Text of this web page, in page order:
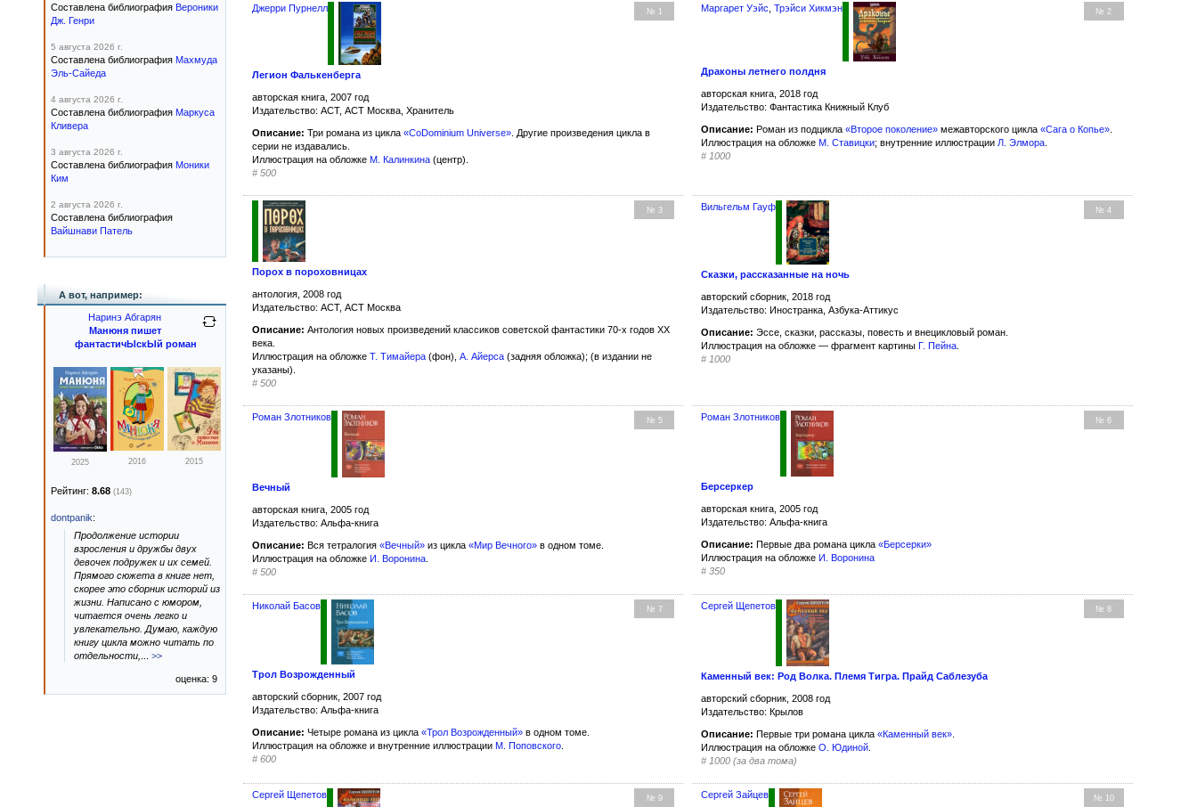
№ 1
Джерри Пурнелл
Легион Фалькенберга
авторская книга, 2007 год
Издательство: АСТ, АСТ Москва, Хранитель
Описание: Три романа из цикла «CoDominium Universe» . Другие произведения цикла в
серии не издавались.
Иллюстрация на обложке М. Калинкина (центр).
# 500
№ 2
Маргарет Уэйс ,Трэйси Хикмэн
Драконы летнего полдня
авторская книга, 2018 год
Издательство: Фантастика Книжный Клуб
Описание: Роман из подцикла«Второе поколение» межавторского цикла«Сага о Копье»
Иллюстрация на обложке М. Ставицки; внутренние иллюстрации Л. Элмора
# 1000
№ 3
Порох в пороховницах
антология, 2008 год
Издательство: АСТ, АСТ Москва
Описание: Антология новых произведений классиков советской фантастики 70-х годов XX
века.
Иллюстрация на обложке Т. Тимайера (фон), А. Айерса (задняя обложка); (в издании не
указаны).
# 500
№ 4
Вильгельм Гауф
Сказки, рассказанные на ночь
авторский сборник, 2018 год
Издательство: Иностранка, Азбука-Аттикус
Описание: Эссе, сказки, рассказы, повесть и внецикловый роман.
Иллюстрация на обложке — фрагмент картины Г. Пейна
# 1000
№ 5
Роман Злотников
Вечный
авторская книга, 2005 год
Издательство: Альфа-книга
Описание: Вся тетралогия «Вечный» из цикла «Мир Вечного» в одном томе.
Иллюстрация на обложке И. Воронина
# 500
№ 6
Роман Злотников
Берсеркер
авторская книга, 2005 год
Издательство: Альфа-книга
Описание: Первые два романа цикла«Берсерки»
Иллюстрация на обложке И. Воронина
#350
№ 7
Николай Басов
Трол Возрожденный
авторский сборник, 2007 год
Издательство: Альфа-книга
Описание: Четыре романа из цикла «Трол Возрожденный» в одном томе.
Иллюстрация на обложке и внутренние иллюстрации М. Поповского
# 600
№ 8
Сергей Щепетов
Каменный век: Род Волка. Племя Тигра. Прайд Саблезуба
авторский сборник, 2008 год
Издательство: Крылов
Описание: Первые три романа цикла«Каменный век»
Иллюстрация на обложкеО. Юдиной
# 1000 (за два тома)
№ 9
Сергей Щепетов № 10
Сергей Зайцев
Составлена библиография Вероники
Дж. Генри
5 августа 2026 г.
Составлена библиография Махмуда
Эль-Сайеда
4 августа 2026 г.
Составлена библиография Маркуса
Кливера
3 августа 2026 г.
Составлена библиография Моники
Ким
2 августа 2026 г.
Составлена библиография
Вайшнави Патель
А вот, например:
Наринэ Абгарян
Манюня пишет
фантастичЫскЫй роман
2025 2016 2015
Рейтинг: 8.68 (143)
dontpanik:
Продолжение истории
взросления и дружбы двух
девочек подружек и их семей.
Прямого сюжета в книге нет,
скорее это сборник историй из
жизни. Написано с юмором,
читается очень легко и
увлекательно. Думаю, каждую
книгу цикла можно читать по
отдельности,
>>
оценка: 9